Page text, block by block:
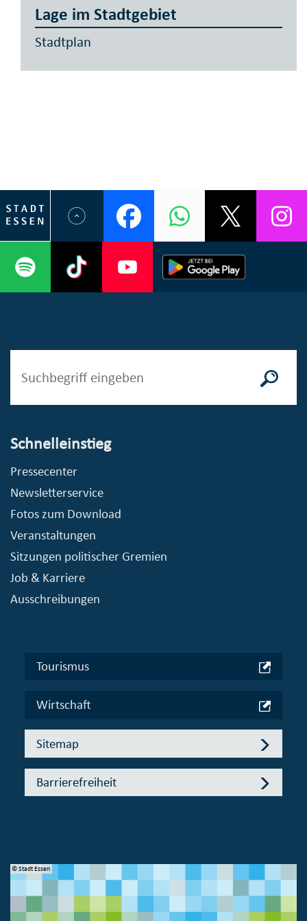
Lage im Stadtgebiet
Stadtplan
Schnelleinstieg
Pressecenter
Newsletterservice
Fotos zum Download
Veranstaltungen
Sitzungen politischer Gremien
Job & Karriere
Ausschreibungen
Tourismus
Wirtschaft
Sitemap
Barrierefreiheit
© Stadt Essen